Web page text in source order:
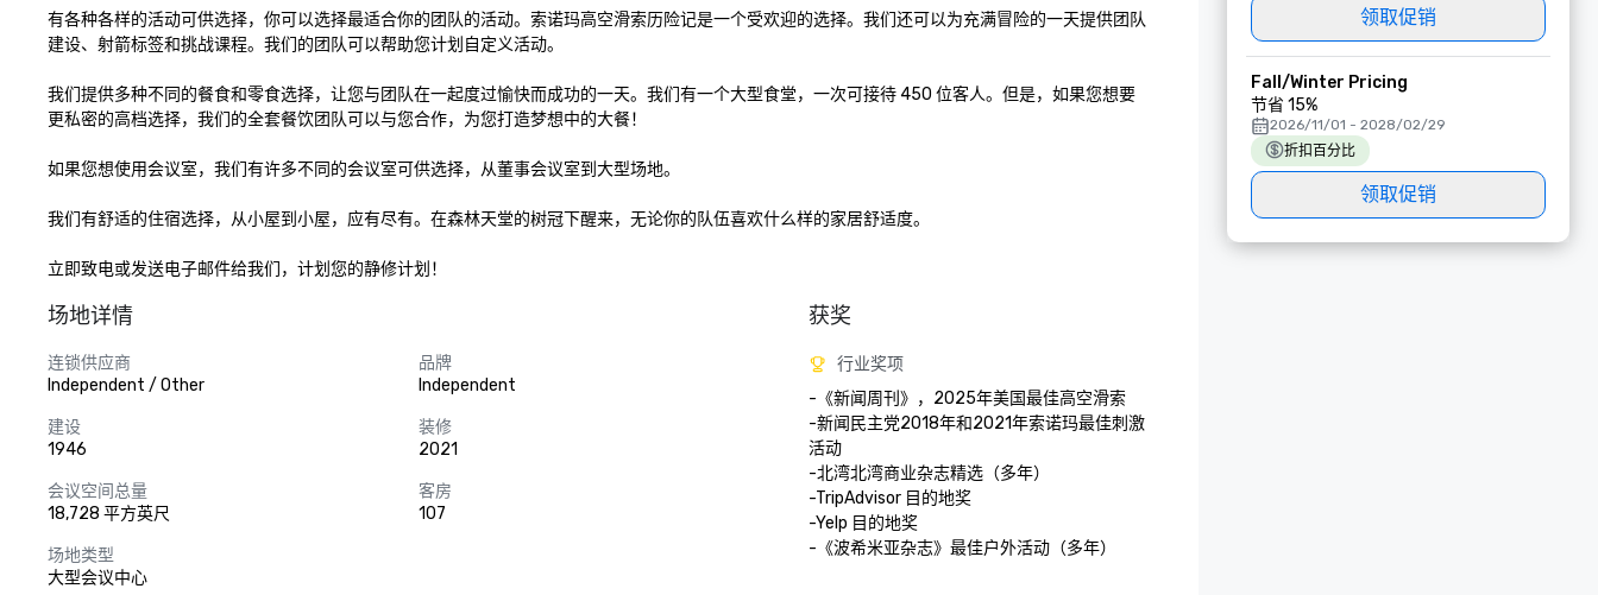
有各种各样的活动可供选择，你可以选择最适合你的团队的活动。索诺玛高空滑索历险记是一个受欢迎的选择。我们还可以为充满冒险的一天提供团队
建设、射箭标签和挑战课程。我们的团队可以帮助您计划自定义活动。
我们提供多种不同的餐食和零食选择，让您与团队在一起度过愉快而成功的一天。我们有一个大型食堂，一次可接待 450 位客人。但是，如果您想要
更私密的高档选择，我们的全套餐饮团队可以与您合作，为您打造梦想中的大餐！
如果您想使用会议室，我们有许多不同的会议室可供选择，从董事会议室到大型场地。
我们有舒适的住宿选择，从小屋到小屋，应有尽有。在森林天堂的树冠下醒来，无论你的队伍喜欢什么样的家居舒适度。
立即致电或发送电子邮件给我们，计划您的静修计划！
场地详情
连锁供应商
Independent / Other
品牌
Independent
建设
1946
装修
2021
会议空间总量
18,728 平方英尺
客房
107
场地类型
大型会议中心
获奖
行业奖项
-《新闻周刊》，2025年美国最佳高空滑索
-新闻民主党2018年和2021年索诺玛最佳刺激
活动
-北湾北湾商业杂志精选（多年）
-TripAdvisor 目的地奖
-Yelp 目的地奖
领取促销
Fall/Winter Pricing
节省 15%
2026/11/01 - 2028/02/29
折扣百分比
领取促销